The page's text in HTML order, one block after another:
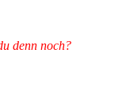
denn noch?